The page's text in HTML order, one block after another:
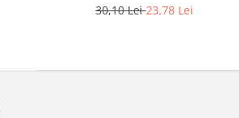
30,10 Lei23,78 Lei